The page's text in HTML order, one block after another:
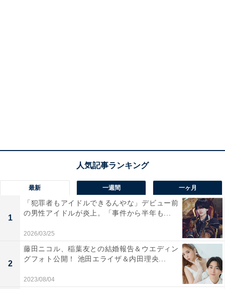
最新 一週間 一ヶ月
1
「犯罪者もアイドルできるんやな」デビュー前
の男性アイドルが炎上。「事件から半年も...
2026/03/25
2
藤田ニコル、稲葉友との結婚報告＆ウエディン
グフォト公開！ 池田エライザ＆内田理央...
2023/08/04